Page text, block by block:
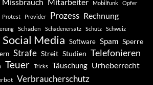
Mobilfunk Opfer
Protest Provider Prozess Rechnung
Schaden Schadenersatz Schutz Schweiz
Social Media Software Spam Sperre
Strafe Streit Studien Telefonieren
Teuer Tricks Täuschung Urheberrecht
Verbraucherschutz